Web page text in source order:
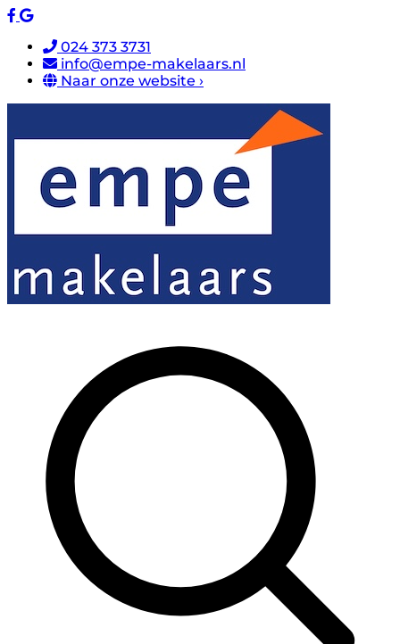
024 373 3731
info@empe-makelaars.nl
Naar onze website ›